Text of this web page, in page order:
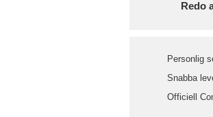
Redo
Personlig
Snabba
Officiell